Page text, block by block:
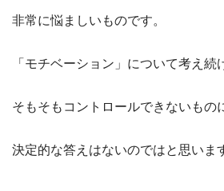
非常に悩ましいものです。
「モチベーション」について考え続
そもそもコントロールできないもの
決定的な答えはないのではと思いま